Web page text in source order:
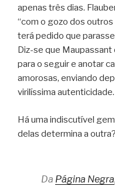
apenas três dias.
“com o gozo dos outros
terá pedido que
Diz-se que
para o seguir e anotar
amorosas, enviando
virilíssima autenticidade.
Há uma indiscutível
delas determina a outra?
Da Página Negra